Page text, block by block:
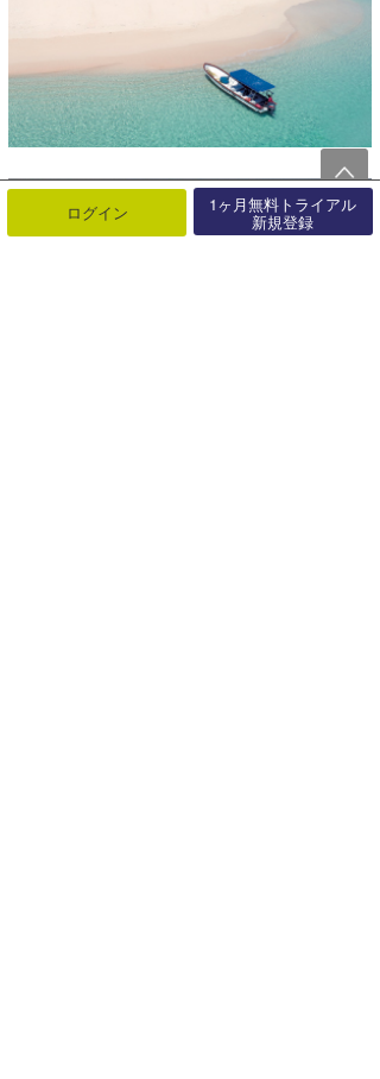
ログイン 1ヶ月無料トライアル
新規登録